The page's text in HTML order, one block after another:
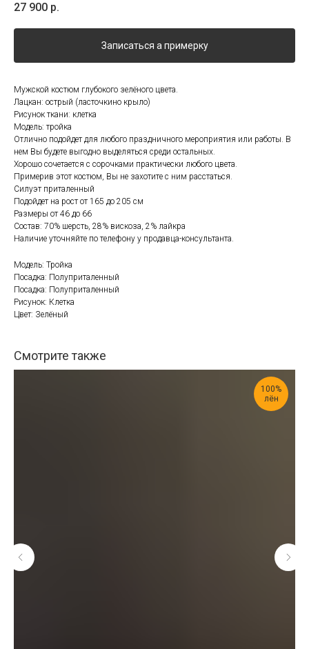
27 900 р.
Записаться а примерку
Мужской костюм глубокого зелёного цвета.
Лацкан: острый (ласточкино крыло)
Рисунок ткани: клетка
Модель: тройка
Отлично подойдет для любого праздничного мероприятия или работы. В
нем Вы будете выгодно выделяться среди остальных.
Хорошо сочетается с сорочками практически любого цвета.
Примерив этот костюм, Вы не захотите с ним расстаться.
Силуэт приталенный
Подойдет на рост от 165 до 205 см
Размеры от 46 до 66
Состав: 70% шерсть, 28% вискоза, 2% лайкра
Наличие уточняйте по телефону у продавца-консультанта.
Модель: Тройка
Посадка: Полуприталенный
Посадка: Полуприталенный
Рисунок: Клетка
Цвет: Зелёный
Смотрите также
100%
лён